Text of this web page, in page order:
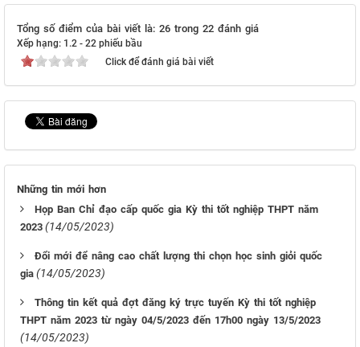
Tổng số điểm của bài viết là: 26 trong 22 đánh giá
Xếp hạng: 1.2 - 22 phiếu bầu
Click để đánh giá bài viết
Những tin mới hơn
Họp Ban Chỉ đạo cấp quốc gia Kỳ thi tốt nghiệp THPT năm
2023 (14/05/2023)
Đổi mới để nâng cao chất lượng thi chọn học sinh giỏi quốc
gia (14/05/2023)
Thông tin kết quả đợt đăng ký trực tuyến Kỳ thi tốt nghiệp
THPT năm 2023 từ ngày 04/5/2023 đến 17h00 ngày 13/5/2023
(14/05/2023)